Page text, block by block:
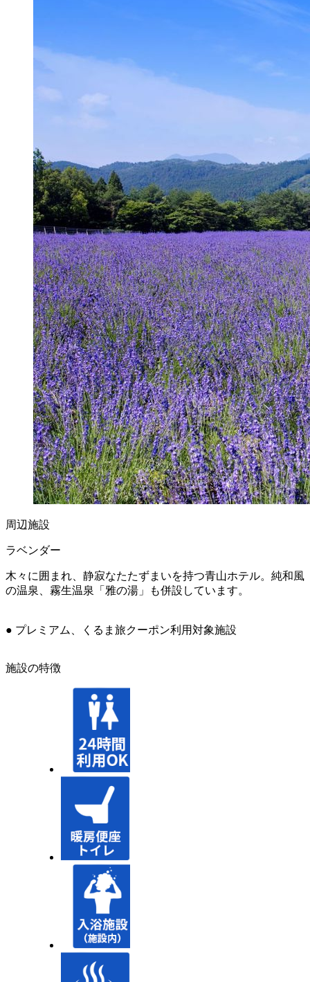
周辺施設
ラベンダー
木々に囲まれ、静寂なたたずまいを持つ青山ホテル。純和風
の温泉、霧生温泉「雅の湯」も併設しています。
● プレミアム、くるま旅クーポン利用対象施設
施設の特徴